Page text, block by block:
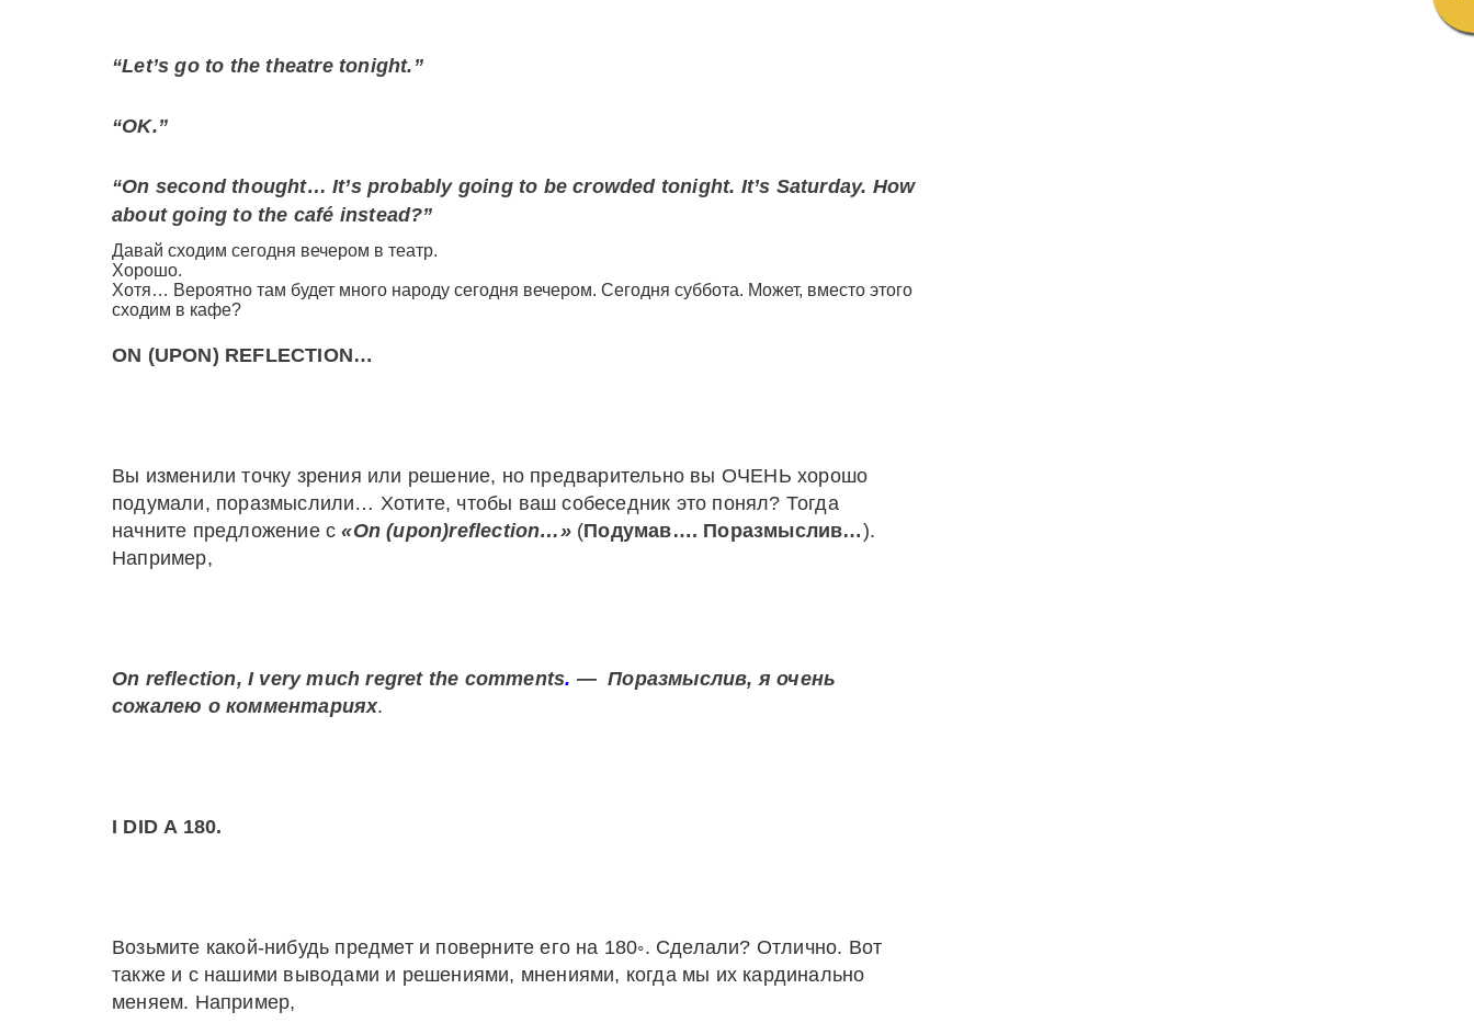
“Let’s go to the theatre tonight.”
“OK.”
“On second thought… It’s probably going to be crowded tonight. It’s Saturday. How
about going to the café instead?”
Давай сходим сегодня вечером в театр.
Хорошо.
Хотя… Вероятно там будет много народу сегодня вечером. Сегодня суббота. Может, вместо этого
сходим в кафе?
ON (UPON) REFLECTION…
Вы изменили точку зрения или решение, но предварительно вы ОЧЕНЬ хорошо
подумали, поразмыслили… Хотите, чтобы ваш собеседник это понял? Тогда
начните предложение с«On (upon)reflection…» (Подумав…. Поразмыслив…).
Например,
On reflection,I very much regret the comments. — Поразмыслив, я очень
сожалею о комментариях.
I DID A180.
Возьмите какой-нибудь предмет и поверните его на 180◦. Сделали? Отлично. Вот
также и с нашими выводами и решениями, мнениями, когда мы их кардинально
меняем. Например,